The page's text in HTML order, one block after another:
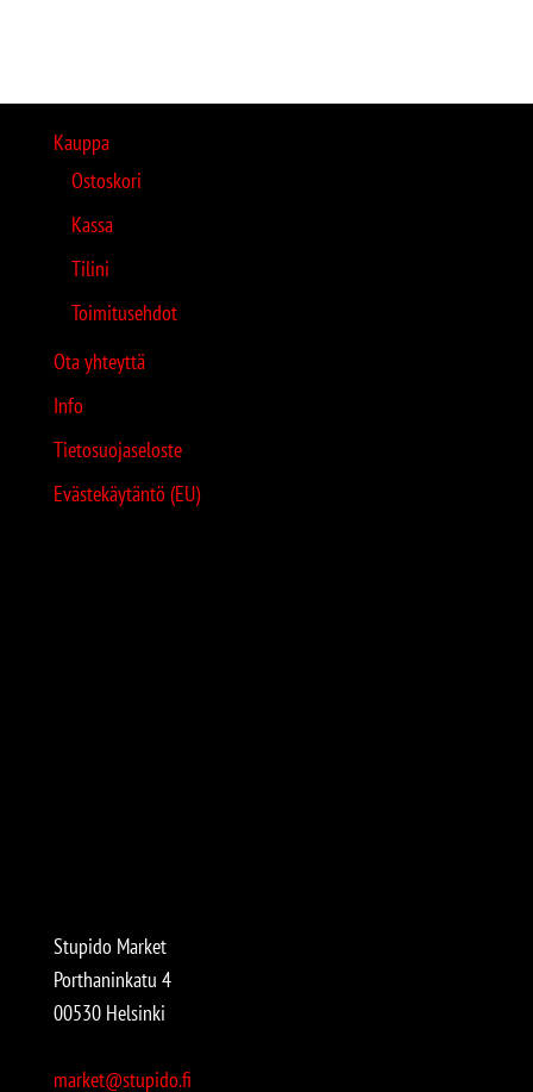
Kauppa
Ostoskori
Kassa
Tilini
Toimitusehdot
Ota yhteyttä
Info
Tietosuojaseloste
Evästekäytäntö (EU)
Stupido Market
Porthaninkatu 4
00530 Helsinki
market@stupido.fi